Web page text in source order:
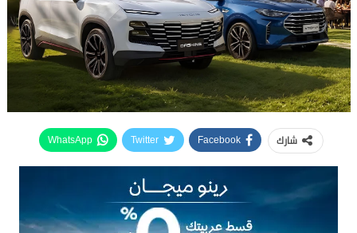
شارك Facebook
Twitter
WhatsApp